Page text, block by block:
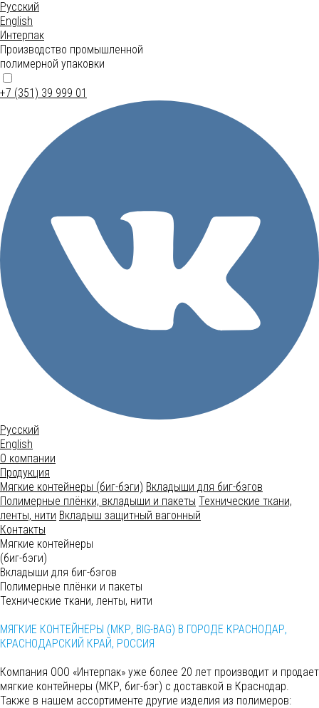
Русский
English
Интерпак
Производство промышленной
полимерной упаковки
+7 (351) 39 999 01
Русский
English
О компании
Продукция
Мягкие контейнеры (биг-бэги) Вкладыши для биг-бэгов
Полимерные плёнки, вкладыши и пакеты Технические ткани,
ленты, нити Вкладыш защитный вагонный
Контакты
Мягкие контейнеры
(биг-бэги)
Вкладыши для биг-бэгов
Полимерные плёнки и пакеты
Технические ткани, ленты, нити
МЯГКИЕ КОНТЕЙНЕРЫ (МКР, BIG-BAG) В ГОРОДЕ КРАСНОДАР,
КРАСНОДАРСКИЙ КРАЙ, РОССИЯ
Компания ООО «Интерпак» уже более 20 лет производит и продает
мягкие контейнеры (МКР, биг-бэг) с доставкой в Краснодар.
Также в нашем ассортименте другие изделия из полимеров: